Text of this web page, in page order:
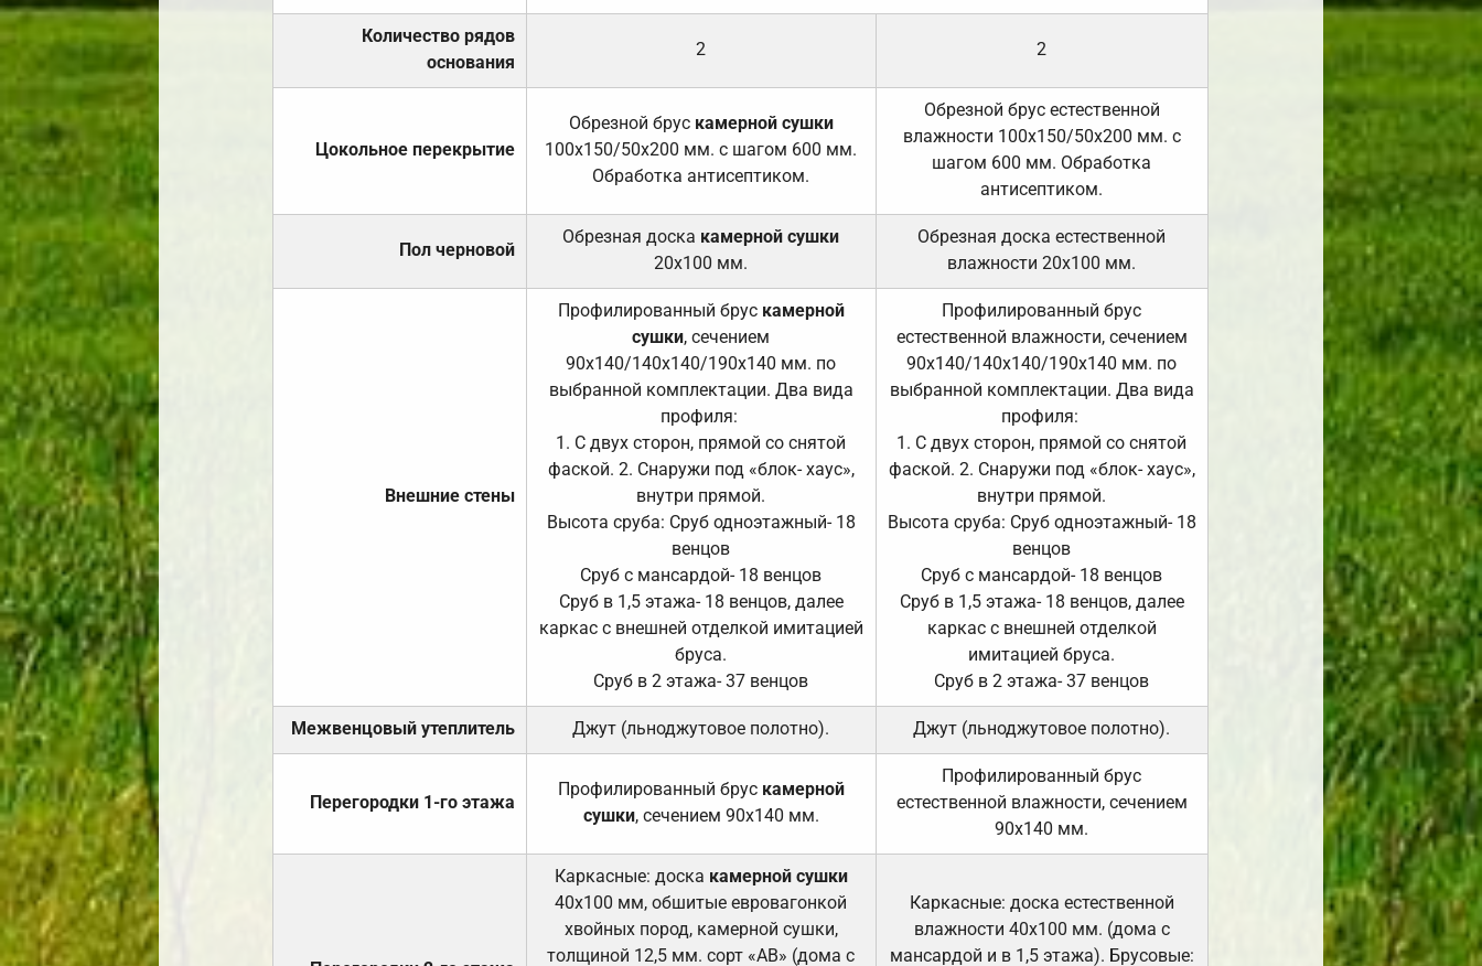
Количество рядов
основания
2 2
Цокольное перекрытие
Обрезной брус камерной сушки
100х150/50х200 мм. с шагом 600 мм.
Обработка антисептиком.
Обрезной брус естественной
влажности 100х150/50х200 мм. с
шагом 600 мм. Обработка
антисептиком.
Пол черновой
Обрезная доска камерной сушки
20х100 мм.
Обрезная доска естественной
влажности 20х100 мм.
Внешние стены
Профилированный брус камерной
сушки, сечением
90х140/140х140/190х140 мм. по
выбранной комплектации. Два вида
профиля:
1. С двух сторон, прямой со снятой
фаской. 2. Снаружи под «блок- хаус»,
внутри прямой.
Высота сруба: Сруб одноэтажный- 18
венцов
Сруб с мансардой- 18 венцов
Сруб в 1,5 этажа- 18 венцов, далее
каркас с внешней отделкой имитацией
бруса.
Сруб в 2 этажа- 37 венцов
Профилированный брус
естественной влажности, сечением
90х140/140х140/190х140 мм. по
выбранной комплектации. Два вида
профиля:
1. С двух сторон, прямой со снятой
фаской. 2. Снаружи под «блок- хаус»,
внутри прямой.
Высота сруба: Сруб одноэтажный- 18
венцов
Сруб с мансардой- 18 венцов
Сруб в 1,5 этажа- 18 венцов, далее
каркас с внешней отделкой
имитацией бруса.
Сруб в 2 этажа- 37 венцов
Межвенцовый утеплитель Джут (льноджутовое полотно). Джут (льноджутовое полотно).
Перегородки 1-го этажа
Профилированный брус камерной
сушки, сечением 90х140 мм.
Профилированный брус
естественной влажности, сечением
90х140 мм.
Каркасные: доска камерной сушки
40х100 мм, обшитые евровагонкой
хвойных пород, камерной сушки,
толщиной 12,5 мм. сорт «АВ» (дома с
Каркасные: доска естественной
влажности 40х100 мм. (дома с
мансардой и в 1,5 этажа). Брусовые: